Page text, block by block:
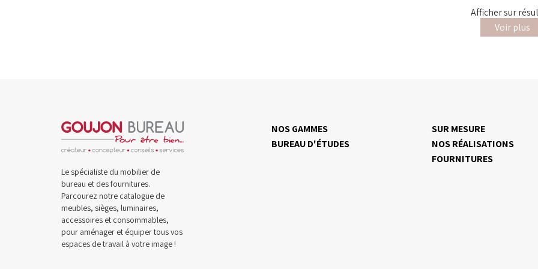
Affichersur
Voir plus
Le spécialiste du mobilier de
bureau et des fournitures.
Parcourez notre catalogue de
meubles, sièges, luminaires,
accessoires et consommables,
pour aménager et équiper tous vos
espaces de travail à votre image !
NOS GAMMES
BUREAU D'ÉTUDES
SUR MESURE
NOS RÉALISATIONS
FOURNITURES